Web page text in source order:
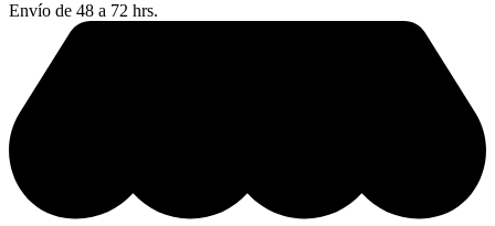
Envío de 48 a 72 hrs.